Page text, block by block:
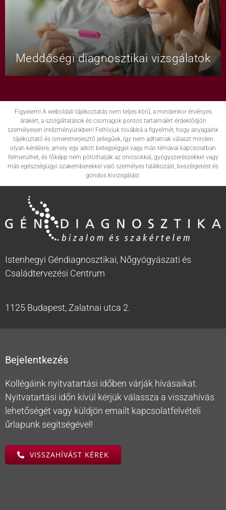
Meddőségi diagnosztikai vizsgálatok
Figyelem! A weboldali tájékoztatás nem teljes körű, a mindenkor érvényes
árakért, a szolgáltatások és csomagok pontos tartalmáért érdeklődjön
személyesen intézményünkben! Felhívjuk továbbá a figyelmét, hogy anyagaink
tájékoztató és ismeretterjesztő jellegűek, így nem adhatnak választ minden
olyan kérdésre, amely egy adott betegséggel vagy más témával kapcsolatban
felmerülhet, és főképp nem pótolhatják az orvosokkal, gyógyszerészekkel vagy
más egészségügyi szakemberekkel való személyes találkozást, beszélgetést és
gondos kivizsgálást.
Istenhegyi Géndiagnosztikai, Nőgyógyászati és
Családtervezési Centrum
1125 Budapest, Zalatnai utca 2.
Bejelentkezés
Kollégáink nyitvatartási időben várják hívásaikat.
Nyitvatartási időn kívül kérjük válassza a visszahívás
lehetőségét vagy küldjön emailt kapcsolatfelvételi
űrlapunk segítségével!
VISSZAHÍVÁST KÉREK